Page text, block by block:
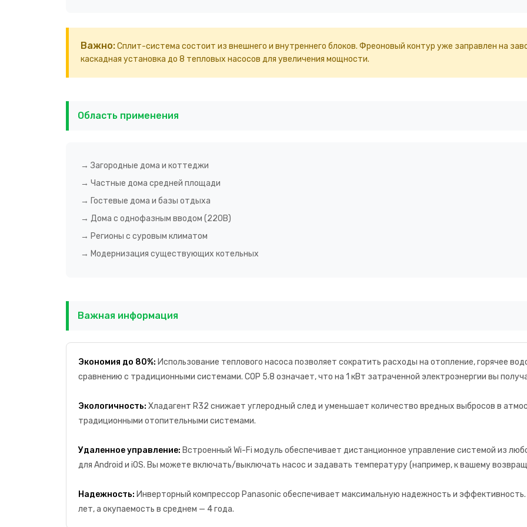
Важно:Сплит-система состоит из внешнего и внутреннего блоков. Фреоновый контур уже заправлен на
каскадная установка до 8 тепловых насосов для увеличения мощности.
Область применения
→ Загородные дома и коттеджи
→ Частные дома средней площади
→ Гостевые дома и базы отдыха
→ Дома с однофазным вводом (220В)
→ Регионы с суровым климатом
→ Модернизация существующих котельных
Важная информация
Экономия до 80%: Использование теплового насоса позволяет сократить расходы на отопление, горячее
сравнению с традиционными системами. COP 5.8 означает, что на 1 кВт затраченной электроэнергии вы
Экологичность: Хладагент R32 снижает углеродный след и уменьшает количество вредных выбросов в
традиционными отопительными системами.
Удаленное управление: Встроенный Wi-Fi модуль обеспечивает дистанционное управление системой из
для Android и iOS. Вы можете включать/выключать насос и задавать температуру (например, к вашему
Надежность: Инверторный компрессор Panasonic обеспечивает максимальную надежность и
лет, а окупаемость в среднем — 4 года.